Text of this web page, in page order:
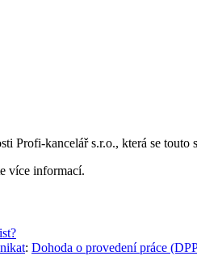
Profi-kancelář s.r.o., která se
více informací.
: Dohoda o provedení práce